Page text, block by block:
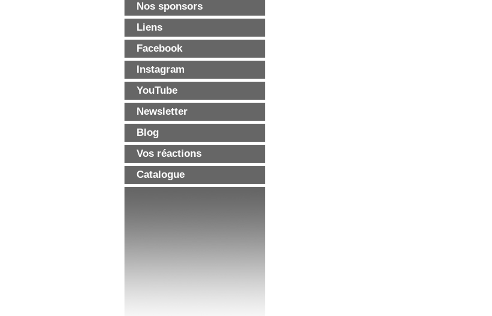
Nos sponsors
Liens
Facebook
Instagram
YouTube
Newsletter
Blog
Vos réactions
Catalogue